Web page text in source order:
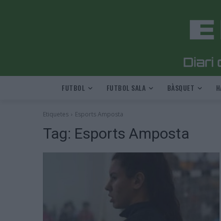
FUTBOL FUTBOL SALA BÀSQUET
Etiquetes Esports Amposta
Tag: Esports Amposta